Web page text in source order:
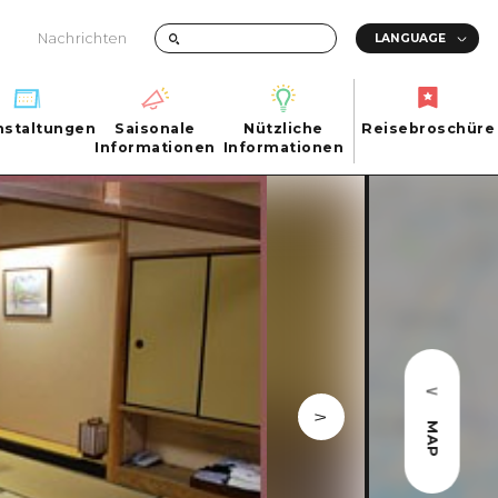
Nachrichten
City
Saisonale
Informationen
Informationen
Nützliche
Informationen
Informationen
FAQs
Transportinformationen bei Katastrophen
Reisebroschüre
MAP